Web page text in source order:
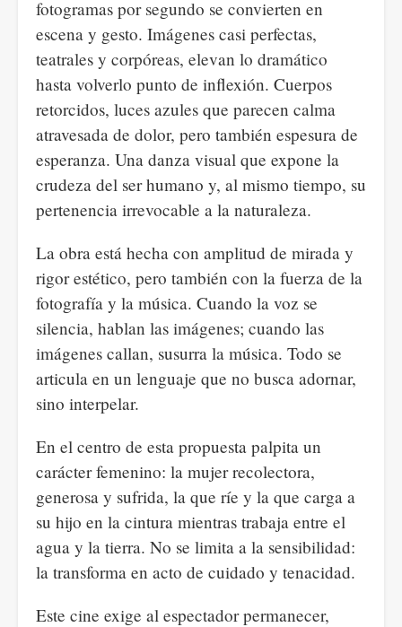
fotogramas por segundo se convierten en
escena y gesto. Imágenes casi perfectas,
teatrales y corpóreas, elevan lo dramático
hasta volverlo punto de inflexión. Cuerpos
retorcidos, luces azules que parecen calma
atravesada de dolor, pero también espesura de
esperanza. Una danza visual que expone la
crudeza del ser humano y, al mismo tiempo, su
pertenencia irrevocable a la naturaleza.
La obra está hecha con amplitud de mirada y
rigor estético, pero también con la fuerza de la
fotografía y la música. Cuando la voz se
silencia, hablan las imágenes; cuando las
imágenes callan, susurra la música. Todo se
articula en un lenguaje que no busca adornar,
sino interpelar.
En el centro de esta propuesta palpita un
carácter femenino: la mujer recolectora,
generosa y sufrida, la que ríe y la que carga a
su hijo en la cintura mientras trabaja entre el
agua y la tierra. No se limita a la sensibilidad:
la transforma en acto de cuidado y tenacidad.
Este cine exige al espectador permanecer,